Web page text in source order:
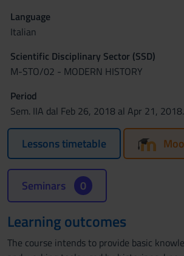
Language
Italian
Scientific Disciplinary Sector (SSD)
M-STO/02 - MODERN HISTORY
Period
Sem. IIA dal Feb 26, 2018 al Apr 21, 2018.
Lessons timetable
Seminars 0
Learning outcomes
The course intends to provide basic